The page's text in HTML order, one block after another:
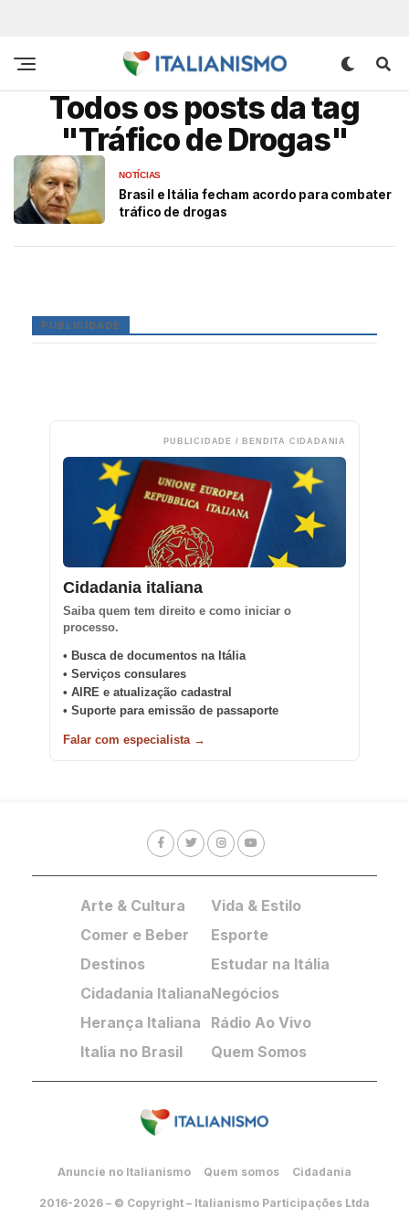
Todos os posts da tag
"Tráfico de Drogas"
NOTÍCIAS
Brasil e Itália fecham acordo para combater
tráfico de drogas
PUBLICIDADE
PUBLICIDADE / BENDITA CIDADANIA
Cidadania italiana
Saiba quem tem direito e como iniciar o
processo.
• Busca de documentos na Itália
• Serviços consulares
• AIRE e atualização cadastral
• Suporte para emissão de passaporte
Falar com especialista →
Arte & Cultura
Comer e Beber
Destinos
Cidadania Italiana
Herança Italiana
Italia no Brasil
Vida & Estilo
Esporte
Estudar na Itália
Negócios
Rádio Ao Vivo
Quem Somos
Anuncie no Italianismo Quem somos Cidadania
2016-2026 – © Copyright – Italianismo Participações Ltda